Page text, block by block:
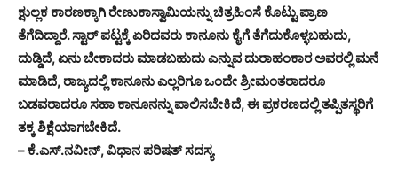
ಕ್ಷುಲ್ಲಕ ಕಾರಣಕ್ಕಾಗಿ ರೇಣುಕಾಸ್ವಾಮಿಯನ್ನು ಚಿತ್ರಹಿಂಸೆ ಕೊಟ್ಟು ಪ್ರಾಣ
ತೆಗೆದಿದ್ದಾರೆ. ಸ್ಟಾರ್ ಪಟ್ಟಕ್ಕೆ ಏರಿದವರು ಕಾನೂನು ಕೈಗೆ ತೆಗೆದುಕೊಳ್ಳಬಹುದು,
ದುಡ್ಡಿದೆ, ಏನು ಬೇಕಾದರು ಮಾಡಬಹುದು ಎನ್ನುವ ದುರಾಹಂಕಾರ ಅವರಲ್ಲಿ ಮನೆ
ಮಾಡಿದೆ, ರಾಜ್ಯದಲ್ಲಿ ಕಾನೂನು ಎಲ್ಲರಿಗೂ ಒಂದೇ ಶ್ರೀಮಂತರಾದರೂ
ಬಡವರಾದರೂ ಸಹಾ ಕಾನೂನನ್ನು ಪಾಲಿಸಬೇಕಿದೆ, ಈ ಪ್ರಕರಣದಲ್ಲಿ ತಪ್ಪಿತಸ್ಥರಿಗೆ
ತಕ್ಕ ಶಿಕ್ಷೆಯಾಗಬೇಕಿದೆ.
– ಕೆ.ಎಸ್.ನವೀನ್, ವಿಧಾನ ಪರಿಷತ್ ಸದಸ್ಯ